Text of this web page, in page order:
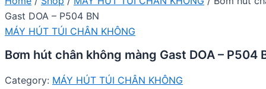
Gast DOA – P504 BN
MÁY HÚT TÚI CHÂN KHÔNG
Bơm hút chân không màng Gast DOA – P504
Category: MÁY HÚT TÚI CHÂN KHÔNG